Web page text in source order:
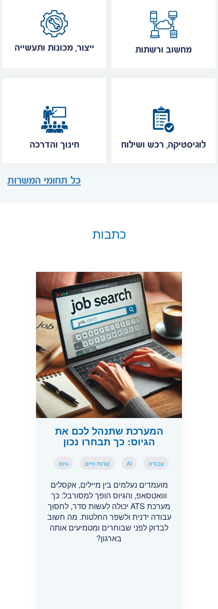
ייצור, מכונות ותעשייה מחשוב ורשתות
חינוך והדרכה לוגיסטיקה, רכש ושילוח
כל תחומי המשרות
כתבות
המערכת שתנהל לכם את
הגיוס: כך תבחרו נכון
עבודה AI קורות חיים גיוס
מועמדים נעלמים בין מיילים, אקסלים
ווואטסאפ, והגיוס הופך למסורבל: כך
מערכת ATS יכולה לעשות סדר, לחסוך
עבודה ידנית ולשפר החלטות. מה חשוב
לבדוק לפני שבוחרים ומטמיעים אותה
בארגון?